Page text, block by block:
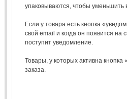
упаковываются, чтобы уменьшить
Если у товара есть кнопка
свой email и когда он появится на
поступит уведомление.
Товары, у которых активна кнопка
заказа.